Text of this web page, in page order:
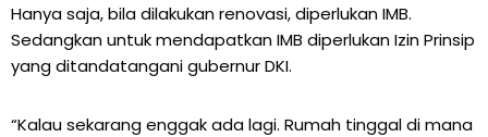
Hanya saja, bila dilakukan renovasi, diperlukan IMB.
Sedangkan untuk mendapatkan IMB diperlukan Izin Prinsip
yang ditandatangani gubernur DKI.
“Kalau sekarang enggak ada lagi. Rumah tinggal di mana